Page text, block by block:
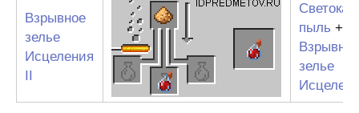
Взрывное
зелье
Исцеления
II
пыль +
зелье